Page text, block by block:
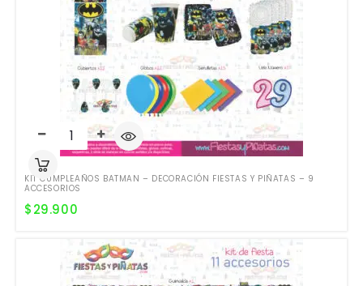
KIT CUMPLEAÑOS BATMAN – DECORACIÓN FIESTAS Y PIÑATAS – 9
ACCESORIOS
$29.900